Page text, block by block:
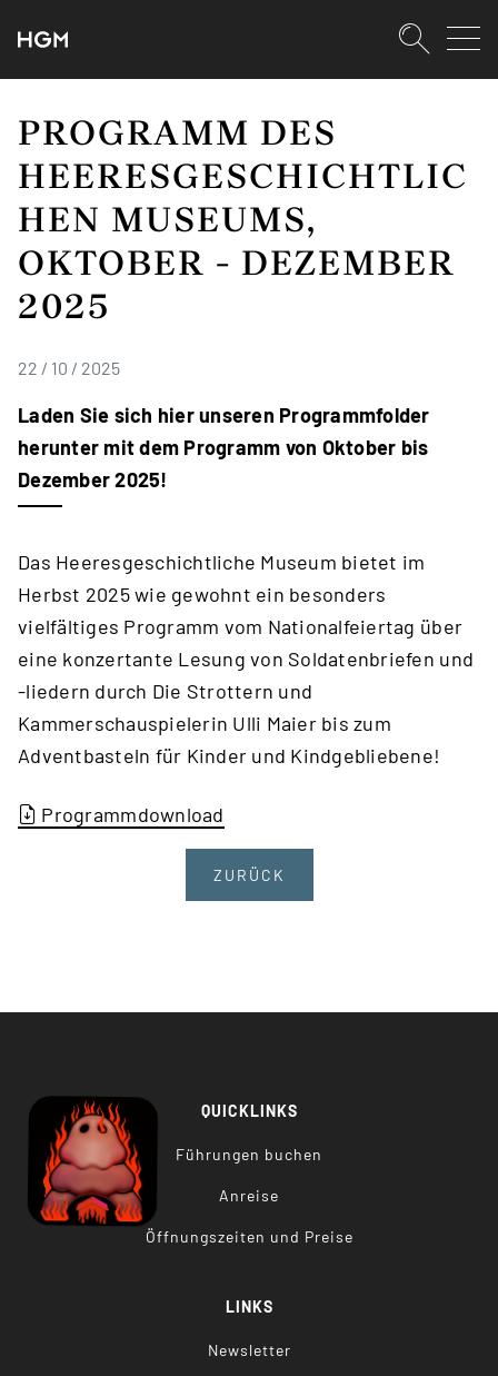
SKIPLINKS
PROGRAMM DES
HEERESGESCHICHTLIC
HEN MUSEUMS,
OKTOBER - DEZEMBER
2025
22 / 10 / 2025
Laden Sie sich hier unseren Programmfolder
herunter mit dem Programm von Oktober bis
Dezember 2025!
Das Heeresgeschichtliche Museum bietet im
Herbst 2025 wie gewohnt ein besonders
vielfältiges Programm vom Nationalfeiertag über
eine konzertante Lesung von Soldatenbriefen und
-liedern durch Die Strottern und
Kammerschauspielerin Ulli Maier bis zum
Adventbasteln für Kinder und Kindgebliebene!
Programmdownload
ZURÜCK
QUICKLINKS
Führungen buchen
Anreise
Öffnungszeiten und Preise
LINKS
Newsletter